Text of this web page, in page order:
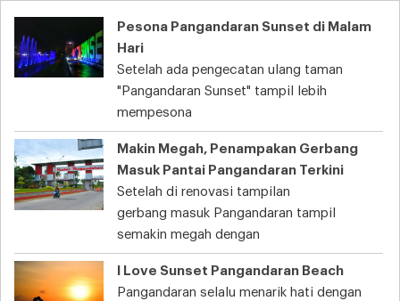
Pesona Pangandaran Sunset di Malam
Hari
Setelah ada pengecatan ulang taman
"Pangandaran Sunset" tampil lebih
mempesona
Makin Megah, Penampakan Gerbang
Masuk Pantai Pangandaran Terkini
Setelah di renovasi tampilan
gerbang masuk Pangandaran tampil
semakin megah dengan
I Love Sunset Pangandaran Beach
Pangandaran selalu menarik hati dengan